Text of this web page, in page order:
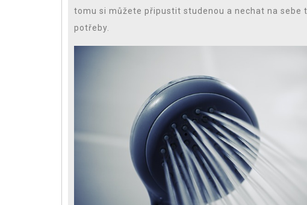
tomu si můžete připustit studenou a nechat na sebe
potřeby.